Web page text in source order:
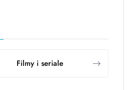
Filmy i seriale